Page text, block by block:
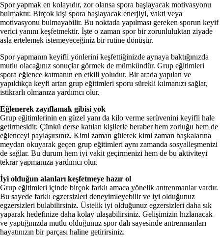
Spor yapmak en kolayıdır, zor olansa spora başlayacak motivasyonu
bulmaktır. Birçok kişi spora başlayacak enerjiyi, vakti veya
motivasyonu bulmayabilir. Bu noktada yapılması gereken sporun keyif
verici yanını keşfetmektir. İşte o zaman spor bir zorunluluktan ziyade
asla ertelemek istemeyeceğiniz bir rutine dönüşür.
Spor yapmanın keyifli yönlerini keşfettiğinizde aynaya baktığınızda
mutlu olacağınız sonuçlar görmek de mümkündür. Grup eğitimleri
spora eğlence katmanın en etkili yoludur. Bir arada yapılan ve
yapıldıkça keyfi artan grup eğitimleri sporu sürekli kılmanızı sağlar,
istikrarlı olmanıza yardımcı olur.
Eğlenerek zayıflamak gibisi yok
Grup eğitimlerinin en güzel yanı da kilo verme serüvenini keyifli hale
getirmesidir. Çünkü derse katılan kişilerle beraber hem zorluğu hem de
eğlenceyi paylaşırsınız. Kimi zaman gülerek kimi zaman başkalarına
meydan okuyarak geçen grup eğitimleri aynı zamanda sosyalleşmenizi
de sağlar. Bu durum hem iyi vakit geçirmenizi hem de bu aktiviteyi
tekrar yapmanıza yardımcı olur.
İyi olduğun alanları keşfetmeye hazır ol
Grup eğitimleri içinde birçok farklı amaca yönelik antrenmanlar vardır.
Bu sayede farklı egzersizleri deneyimleyebilir ve iyi olduğunuz
egzersizleri bulabilirsiniz. Üstelik iyi olduğunuz egzersizleri daha sık
yaparak hedefinize daha kolay ulaşabilirsiniz. Gelişimizin hızlanacak
ve yaptığınızda mutlu olduğunuz spor dalı sayesinde antrenmanları
hayatınızın bir parçası haline getirirsiniz.